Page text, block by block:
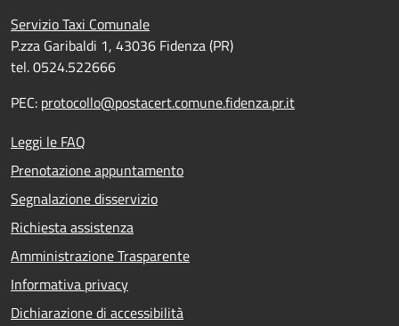
Servizio Taxi Comunale
P.zza Garibaldi 1, 43036 Fidenza (PR)
tel. 0524.522666
PEC: protocollo@postacert.comune.fidenza.pr.it
Leggi le FAQ
Prenotazione appuntamento
Segnalazione disservizio
Richiesta assistenza
Amministrazione Trasparente
Informativa privacy
Dichiarazione di accessibilità